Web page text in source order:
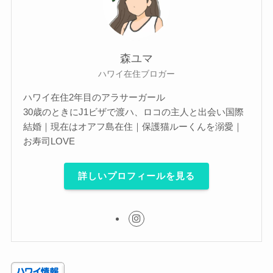
森ユマ
ハワイ在住ブロガー
ハワイ在住2年目のアラサーガール
30歳のときにJ1ビザで渡ハ、ロコの主人と出会い国際
結婚｜現在はオアフ島在住｜保護猫ルーくんを溺愛｜
お寿司LOVE
詳しいプロフィールを見る